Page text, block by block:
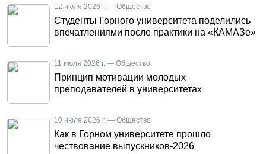
12 июля 2026 г. — Общество
Студенты Горного университета поделились
впечатлениями после практики на «КАМАЗе»
11 июля 2026 г. — Общество
Принцип мотивации молодых
преподавателей в университетах
10 июля 2026 г. — Общество
Как в Горном университете прошло
чествование выпускников-2026